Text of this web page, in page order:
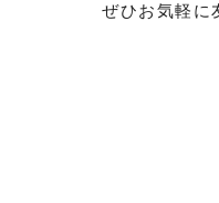
法定相続情報証
相続の
ぜひお気軽に